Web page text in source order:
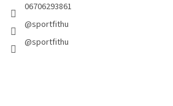
06706293861
@sportfithu
@sportfithu